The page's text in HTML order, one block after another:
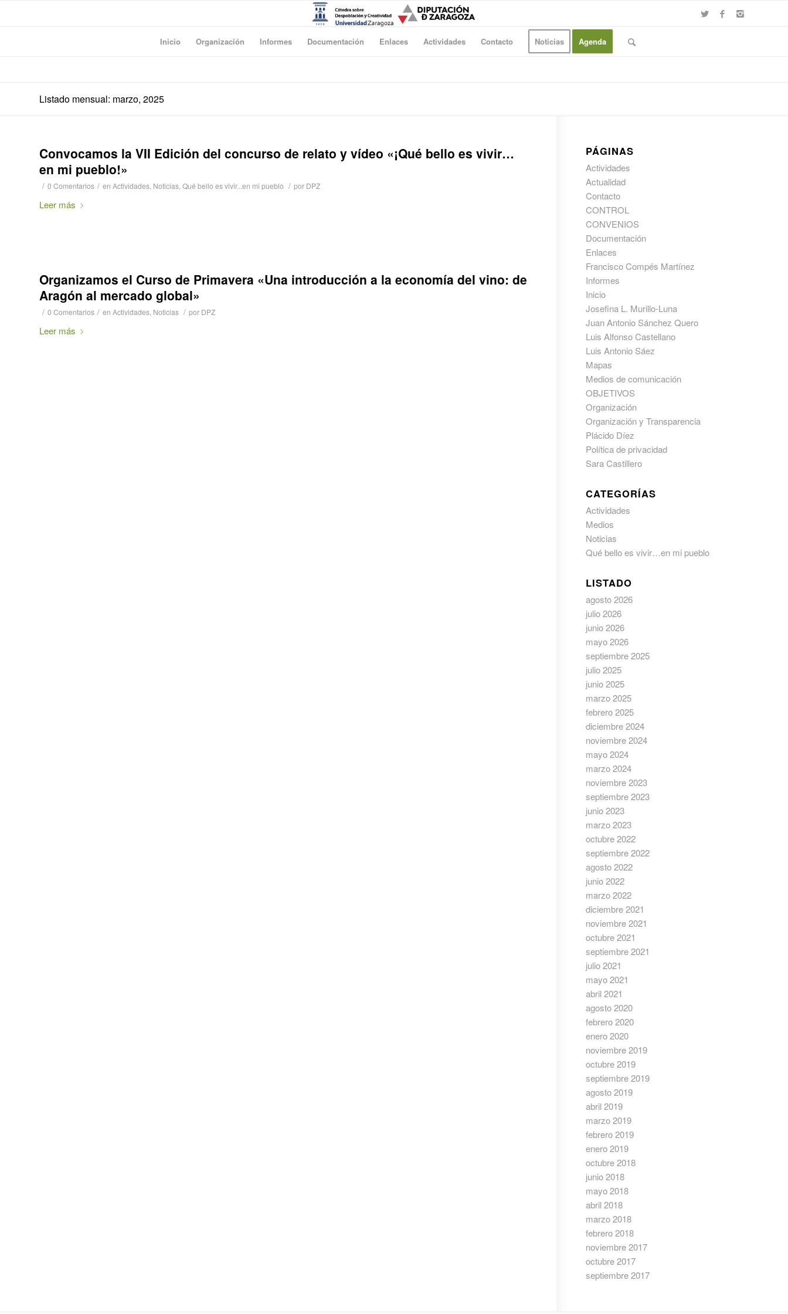
Inicio Organización Informes Documentación Enlaces Actividades Contacto Noticias Agenda
Listado mensual: marzo, 2025
Convocamos la VII Edición del concurso de relato y vídeo «¡Qué bello es vivir…
en mi pueblo!»
/ 0 Comentarios / en Actividades, Noticias, Qué bello es vivir...en mi pueblo / por DPZ
Leer más
Organizamos el Curso de Primavera «Una introducción a la economía del vino: de
Aragón al mercado global»
/ 0 Comentarios / en Actividades, Noticias / por DPZ
Leer más
PÁGINAS
Actividades
Actualidad
Contacto
CONTROL
CONVENIOS
Documentación
Enlaces
Francisco Compés Martínez
Informes
Inicio
Josefina L. Murillo-Luna
Juan Antonio Sánchez Quero
Luis Alfonso Castellano
Luis Antonio Sáez
Mapas
Medios de comunicación
OBJETIVOS
Organización
Organización y Transparencia
Plácido Díez
Política de privacidad
Sara Castillero
CATEGORÍAS
Actividades
Medios
Noticias
Qué bello es vivir…en mi pueblo
LISTADO
agosto 2026
julio 2026
junio 2026
mayo 2026
septiembre 2025
julio 2025
junio 2025
marzo 2025
febrero 2025
diciembre 2024
noviembre 2024
mayo 2024
marzo 2024
noviembre 2023
septiembre 2023
junio 2023
marzo 2023
octubre 2022
septiembre 2022
agosto 2022
junio 2022
marzo 2022
diciembre 2021
noviembre 2021
octubre 2021
septiembre 2021
julio 2021
mayo 2021
abril 2021
agosto 2020
febrero 2020
enero 2020
noviembre 2019
octubre 2019
septiembre 2019
agosto 2019
abril 2019
marzo 2019
febrero 2019
enero 2019
octubre 2018
junio 2018
mayo 2018
abril 2018
marzo 2018
febrero 2018
noviembre 2017
octubre 2017
septiembre 2017